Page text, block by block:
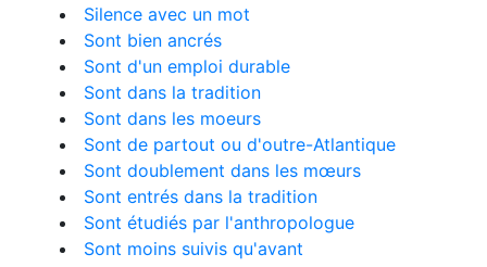
Silence avec un mot
Sont bien ancrés
Sont d'un emploi durable
Sont dans la tradition
Sont dans les moeurs
Sont de partout ou d'outre-Atlantique
Sont doublement dans les mœurs
Sont entrés dans la tradition
Sont étudiés par l'anthropologue
Sont moins suivis qu'avant